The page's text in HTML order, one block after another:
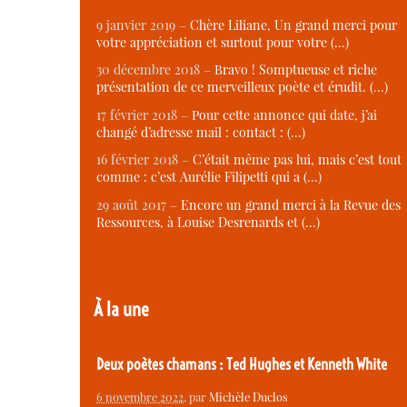
9 janvier 2019 – Chère Liliane, Un grand merci pour
votre appréciation et surtout pour votre (…)
30 décembre 2018 – Bravo ! Somptueuse et riche
présentation de ce merveilleux poète et érudit. (…)
17 février 2018 – Pour cette annonce qui date, j’ai
changé d’adresse mail : contact : (…)
16 février 2018 – C’était même pas lui, mais c’est tout
comme : c’est Aurélie Filipetti qui a (…)
29 août 2017 – Encore un grand merci à la Revue des
Ressources, à Louise Desrenards et (…)
À la une
Deux poètes chamans : Ted Hughes et Kenneth White
6 novembre 2022, parMichèle Duclos